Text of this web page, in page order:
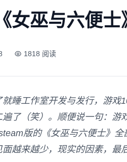
女巫与六便士
1818 阅读
就睡工作室开发与发行，游
了（笑）。顺便说一句：
版的《女巫与六便士》
越来越少，现实的因素，最